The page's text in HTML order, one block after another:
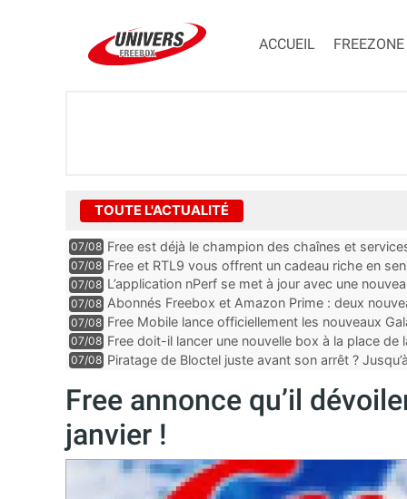
ACCUEIL FREEZONE
TOUTE L'ACTUALITÉ
07/08 Free est déjà le champion des chaînes et
encore au moin...
07/08 Free et RTL9 vous offrent un cadeau riche en
l’obtenir
07/08 L’application nPerf se met à jour avec une
Mobile, Orange, SFR ...
07/08 Abonnés Freebox et Amazon Prime : deux
07/08 Free Mobile lance officiellement les nouveaux
des promos et des cadeaux
07/08 Free doit-il lancer une nouvelle box à la place de
07/08 Piratage de Bloctel juste avant son arrêt ?
Free annonce qu’il
janvier !